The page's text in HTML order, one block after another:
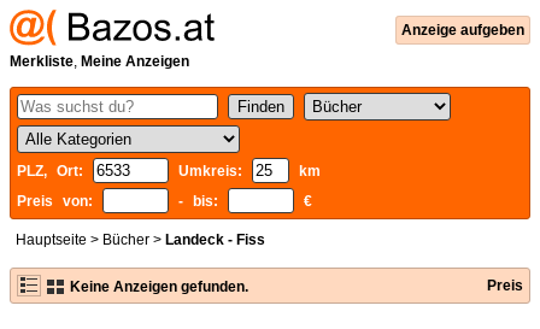
Anzeige aufgeben
Merkliste, Meine Anzeigen
PLZ, Ort: Umkreis:
km
Preis von:
- bis: €
Hauptseite > Bücher > Landeck - Fiss
Keine Anzeigen gefunden. Preis